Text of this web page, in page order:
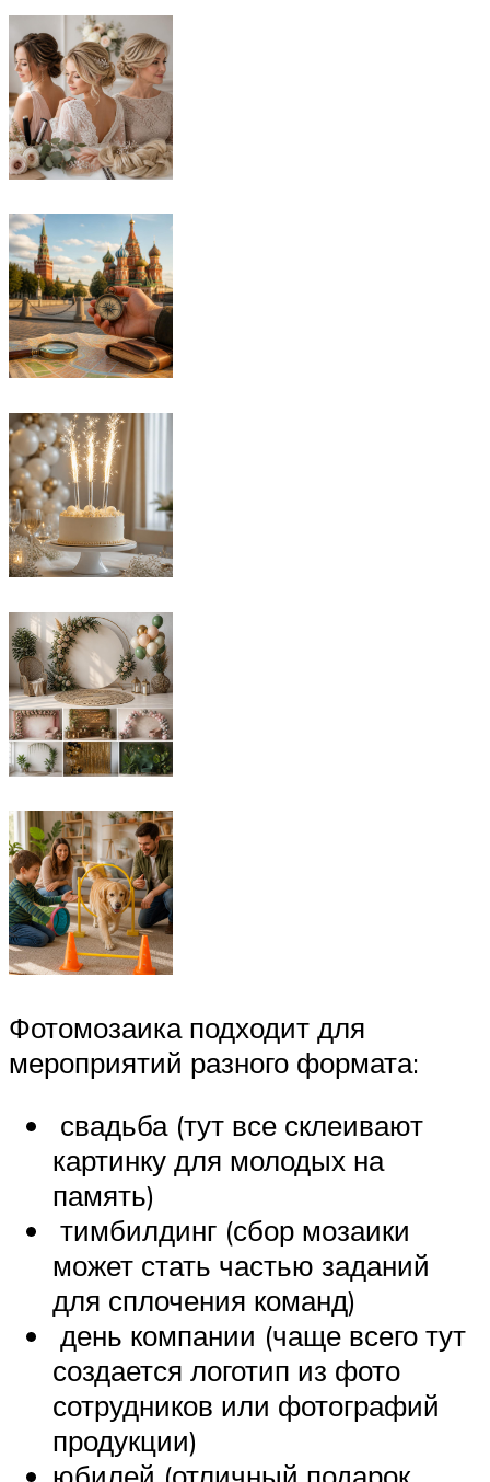
Фотомозаика подходит для
мероприятий разного формата:
свадьба (тут все склеивают
картинку для молодых на
память)
тимбилдинг (сбор мозаики
может стать частью заданий
для сплочения команд)
день компании (чаще всего тут
создается логотип из фото
сотрудников или фотографий
продукции)